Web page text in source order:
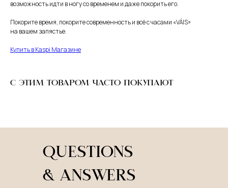
возможность идти в ногу со временем и даже покорить его.
Покорите время, покорите современность и всё с часами «VÁIS»
на вашем запястье.
Купить в Kaspi Магазине
С ЭТИМ ТОВАРОМ ЧАСТО ПОКУПАЮТ
QUESTIONS
& ANSWERS